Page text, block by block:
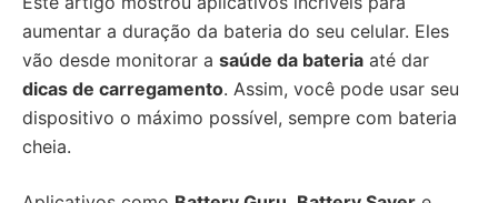
aumentar a duração da bateria do seu celular. Eles
vão desde monitorar a saúde da bateria até dar
dicas de carregamento. Assim, você pode usar seu
dispositivo o máximo possível, sempre com bateria
cheia.